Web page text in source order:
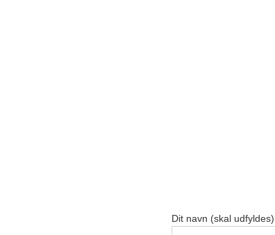
Dit navn (skal udfyldes)